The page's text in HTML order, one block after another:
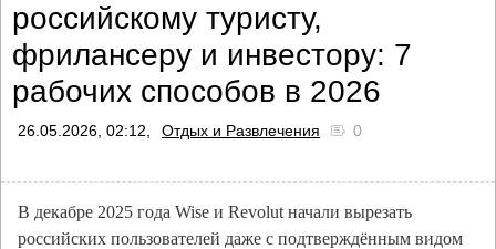
российскому туристу,
фрилансеру и инвестору: 7
рабочих способов в 2026
26.05.2026, 02:12, Отдых и Развлечения 0
В декабре 2025 года Wise и Revolut начали вырезать
российских пользователей даже с подтверждённым видом